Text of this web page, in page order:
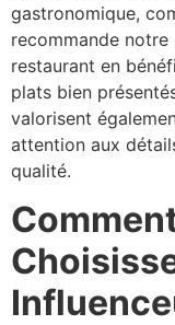
gastronomique,
recommande
restaurant en
plats bien
valorisent
attention aux
qualité.